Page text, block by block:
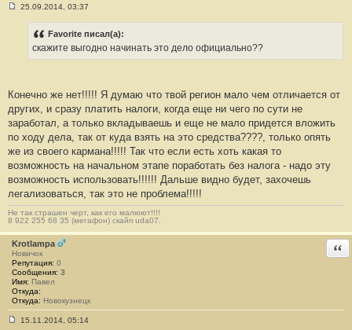
#
1
2
6
25.09.2014, 03:37
Favorite писал(а):
скажите выгодно начинать это дело официально??
Конечно же нет!!!!! Я думаю что твой регион мало чем отличается от
других, и сразу платить налоги, когда еще ни чего по сути не
заработал, а только вкладываешь и еще не мало придется вложить
по ходу дела, так от куда взять на это средства????, только опять
же из своего кармана!!!!! Так что если есть хоть какая то
возможность на начальном этапе поработать без налога - надо эту
возможность использовать!!!!!! Дальше видно будет, захочешь
легализоваться, так это не проблема!!!!!
Не так страшен черт, как его малюют!!!!
8 922 255 68 35 (мегафон) скайп uda07.
Krotlampa
Новичок
Репутация: 0
Сообщения: 3
Имя: Павел
Откуда:
Откуда: Новокузнецк
15.11.2014, 05:14